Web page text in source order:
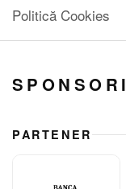
Politică Cookies
SPONSORI
PARTENER